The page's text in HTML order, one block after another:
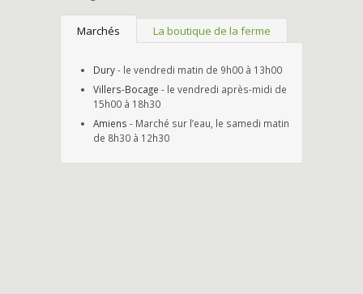
Marchés La boutique de la ferme
Dury- le vendredi matin de 9h00 à 13h00
Villers-Bocage - le vendredi après-midi de
15h00 à 18h30
Amiens - Marché sur l’eau, le samedi matin
de 8h30 à 12h30